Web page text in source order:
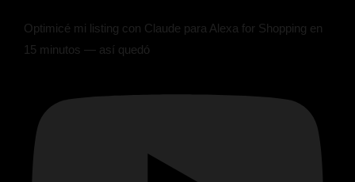
Optimicé mi listing con Claude para Alexa for Shopping en
15 minutos — así quedó